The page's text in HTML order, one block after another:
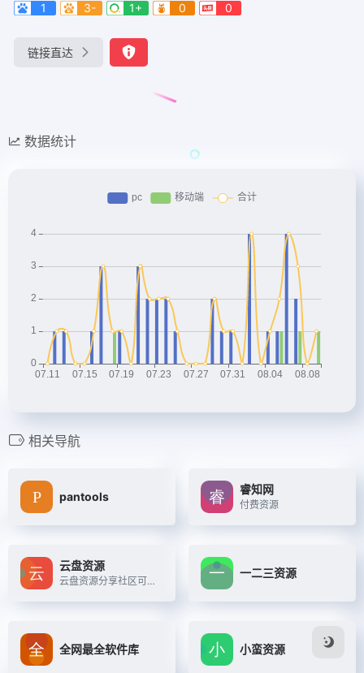
1
3- 1+ 0 0
链接直达
数据统计
相关导航
pantools
睿知网
付费资源
云盘资源
云盘资源分享社区可用地址 ...
一二三资源
全网最全软件库 小蛮资源